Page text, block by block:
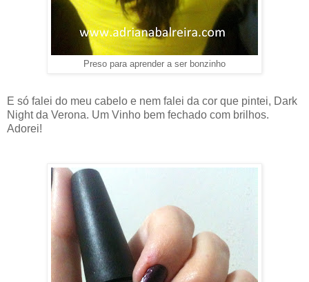
Preso para aprender a ser bonzinho
E só falei do meu cabelo e nem falei da cor que pintei, Dark
Night da Verona. Um Vinho bem fechado com brilhos.
Adorei!